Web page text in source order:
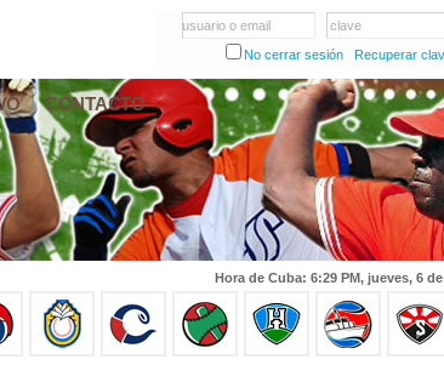
usuario o email
clave
No cerrar sesión
Recuperar
CONTACTO
Hora de Cuba: 6:29 PM, jueves, 6